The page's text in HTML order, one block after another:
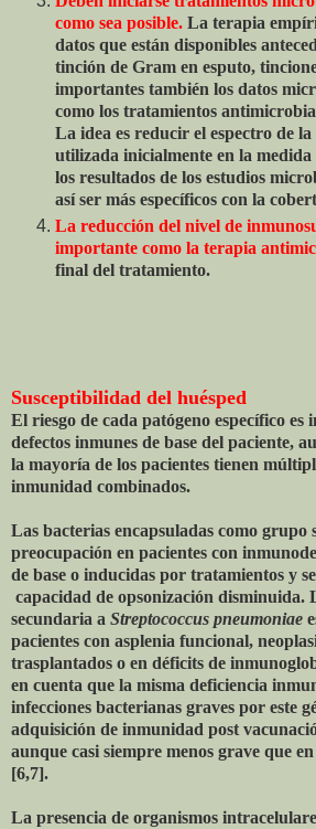
como sea posible. La terapia
datos que están disponibles
tinción de Gram en esputo,
importantes también los datos
como los tratamientos
La idea es reducir el espectro de
utilizada inicialmente en la medida
los resultados de los estudios
así ser más específicos con la
La reducción del nivel de
importante como la terapia
final del tratamiento.
Susceptibilidad del huésped
El riesgo de cada patógeno específico es
defectos inmunes de base del paciente,
la mayoría de los pacientes tienen
inmunidad combinados.
Las bacterias encapsuladas como grupo
preocupación en pacientes con
de base o inducidas por tratamientos y
capacidad de opsonización disminuida.
secundaria a Streptococcus pneumoniae
pacientes con asplenia funcional,
trasplantados o en déficits de
en cuenta que la misma deficiencia
infecciones bacterianas graves por este
adquisición de inmunidad post
aunque casi siempre menos grave que
[6,7].
La presencia de organismos